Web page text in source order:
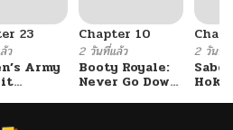
01/02/2026
23
ว
Army
Chapter 10
2 วันที่แล้ว
Booty Royale:
Never Go Down
2 วันที่แ